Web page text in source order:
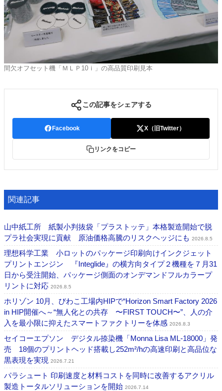
間欠オフセット機「ＭＬＰ10ｉ」の高品質印刷見本
この記事をシェアする
Facebook X（旧Twitter）
リンクをコピー
関連記事
山中紙工所 紙製小判抜袋「プラストッテ」本格製造開始で脱
プラ社会実現に貢献 原油価格高騰のリスクヘッジにも 2026.8.5
理想科学工業 小ロットのパッケージ印刷向けインクジェット
プリントエンジン 『Integlide』の横方向タイプ２機種を７月31
日から受注開始、パッケージ側面のオンデマンドフルカラープ
リントに対応 2026.8.5
ホリゾン 10月、びわこ工場内HIPで“Horizon Smart Factory 2026
in HIP開催へ～“無人化との共存 〜FIRST TOUCH〜”、人の介
入を最小限に抑えたスマートファクトリーを体感 2026.8.3
セイコーエプソン デジタル捺染機「Monna Lisa ML-18000」発
売 18個のプリントヘッド搭載し252m²/hの高速印刷と高品位な
黒表現を実現 2026.7.21
パラシュート 印刷速度と材料コストを同時に改善するアクリル
製造トータルソリューションを開始 2026.7.14